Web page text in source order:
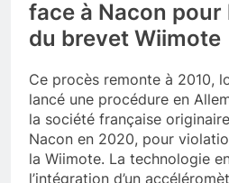
face à Nacon
du brevet Wiimote
Ce procès remonte à 2010,
lancé une procédure en
la société française
Nacon en 2020, pour
la Wiimote. La technologie
l’intégration d’un